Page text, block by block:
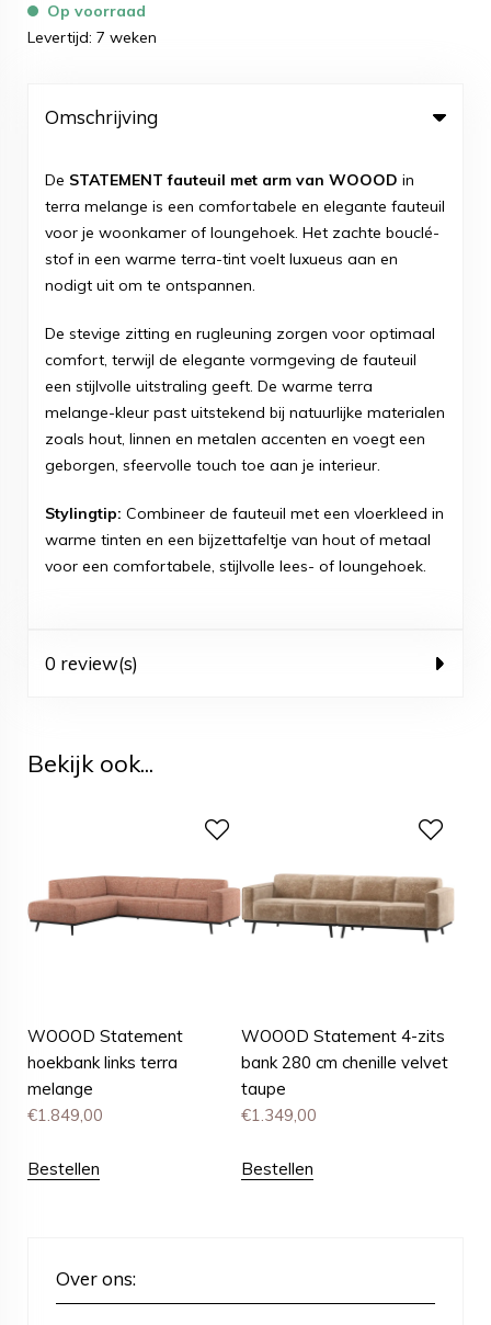
Op voorraad
Levertijd: 7 weken
Omschrijving
De STATEMENT fauteuil met arm van WOOOD in
terra melange is een comfortabele en elegante fauteuil
voor je woonkamer of loungehoek. Het zachte bouclé-
stof in een warme terra-tint voelt luxueus aan en
nodigt uit om te ontspannen.
De stevige zitting en rugleuning zorgen voor optimaal
comfort, terwijl de elegante vormgeving de fauteuil
een stijlvolle uitstraling geeft. De warme terra
melange-kleur past uitstekend bij natuurlijke materialen
zoals hout, linnen en metalen accenten en voegt een
geborgen, sfeervolle touch toe aan je interieur.
Stylingtip: Combineer de fauteuil met een vloerkleed in
warme tinten en een bijzettafeltje van hout of metaal
voor een comfortabele, stijlvolle lees- of loungehoek.
0 review(s)
Bekijk ook...
WOOOD Statement
hoekbank links terra
melange
€1.849,00
Bestellen
WOOOD Statement 4-zits
bank 280 cm chenille velvet
taupe
€1.349,00
Bestellen
Over ons: